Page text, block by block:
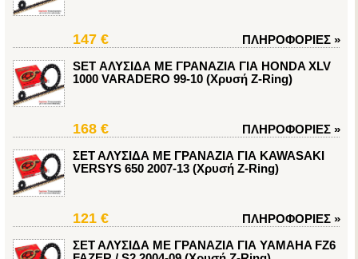
147 € ΠΛΗΡΟΦΟΡΙΕΣ »
SET ΑΛΥΣΙΔΑ ΜΕ ΓΡΑΝΑΖΙΑ ΓΙΑ HONDA XLV
1000 VARADERO 99-10 (Χρυσή Z-Ring)
168 € ΠΛΗΡΟΦΟΡΙΕΣ »
ΣΕΤ ΑΛΥΣΙΔΑ ΜΕ ΓΡΑΝΑΖΙΑ ΓΙΑ KAWASAKI
VERSYS 650 2007-13 (Χρυσή Z-Ring)
121 € ΠΛΗΡΟΦΟΡΙΕΣ »
ΣΕΤ ΑΛΥΣΙΔΑ ΜΕ ΓΡΑΝΑΖΙΑ ΓΙΑ YAMAHA FZ6